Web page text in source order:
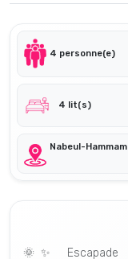
4 personne(e)
4 lit(s)
Nabeul-
🌞✨ Escapade